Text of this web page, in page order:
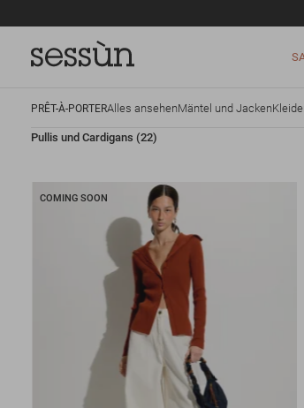
PRÊT-À-PORTERAlles ansehenMäntel und Jacken
Pullis und Cardigans (22)
COMING SOON